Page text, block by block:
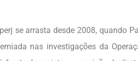
se arrasta desde 2008, quando
nas investigações da